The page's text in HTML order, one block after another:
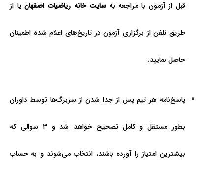
قبل از آزمون با مراجعه به سايت خانه رياضيات اصفهانيا از
طريق تلفن از برگزاری آزمون در تاريخ­‌های اعلام شده اطمينان
حاصل نمایید.
پاسخ‌نامه هر تیم پس از جدا شدن از سربرگ‌ها توسط داوران
بطور مستقل و کامل تصحیح خواهد شد و ۳ سوالی که
بيشترين امتياز را آورده باشند، انتخاب می‌شوند و به حساب